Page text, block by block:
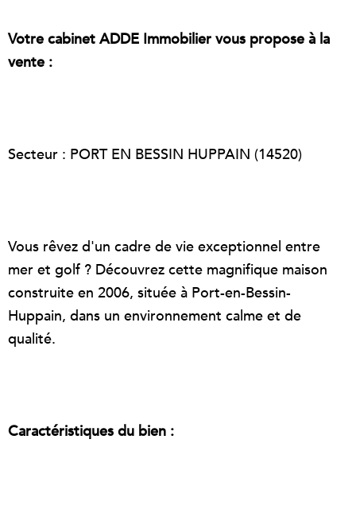
Votre cabinet ADDE Immobilier vous propose à la
vente :
Secteur : PORT EN BESSIN HUPPAIN (14520)
Vous rêvez d'un cadre de vie exceptionnel entre
mer et golf ? Découvrez cette magnifique maison
construite en 2006, située à Port-en-Bessin-
Huppain, dans un environnement calme et de
qualité.
Caractéristiques du bien :